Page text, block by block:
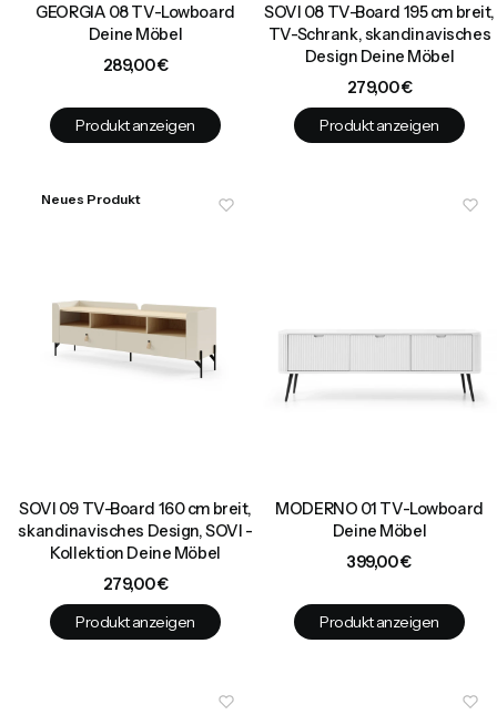
GEORGIA 08 TV-Lowboard
Deine Möbel
Preis
289,00 €
Produkt anzeigen
SOVI 08 TV-Board 195 cm breit,
TV-Schrank, skandinavisches
Design Deine Möbel
Preis
279,00 €
Produkt anzeigen
Neues Produkt
SOVI 09 TV-Board 160 cm breit,
skandinavisches Design, SOVI -
Kollektion Deine Möbel
Preis
279,00 €
Produkt anzeigen
MODERNO 01 TV-Lowboard
Deine Möbel
Preis
399,00 €
Produkt anzeigen